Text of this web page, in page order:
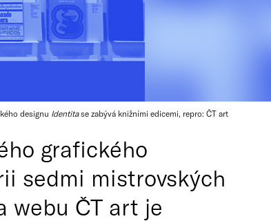
designu Identitase zabývá knižními edicemi, repro: ČT art
grafického
sedmi mistrovských
webu ČT art je